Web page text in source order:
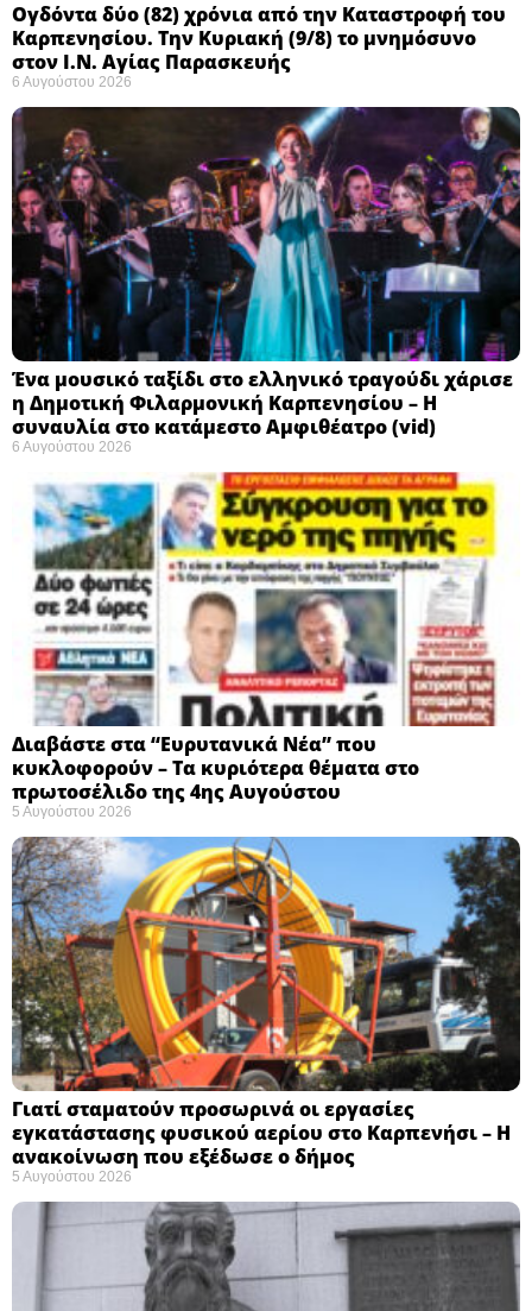
Ογδόντα δύο (82) χρόνια από την Καταστροφή του
Καρπενησίου. Την Κυριακή (9/8) το μνημόσυνο
στον Ι.Ν. Αγίας Παρασκευής
6 Αυγούστου 2026
Ένα μουσικό ταξίδι στο ελληνικό τραγούδι χάρισε
η Δημοτική Φιλαρμονική Καρπενησίου – Η
συναυλία στο κατάμεστο Αμφιθέατρο (vid)
6 Αυγούστου 2026
Διαβάστε στα “Ευρυτανικά Νέα” που
κυκλοφορούν – Τα κυριότερα θέματα στο
πρωτοσέλιδο της 4ης Αυγούστου
5 Αυγούστου 2026
Γιατί σταματούν προσωρινά οι εργασίες
εγκατάστασης φυσικού αερίου στο Καρπενήσι – Η
ανακοίνωση που εξέδωσε ο δήμος
5 Αυγούστου 2026